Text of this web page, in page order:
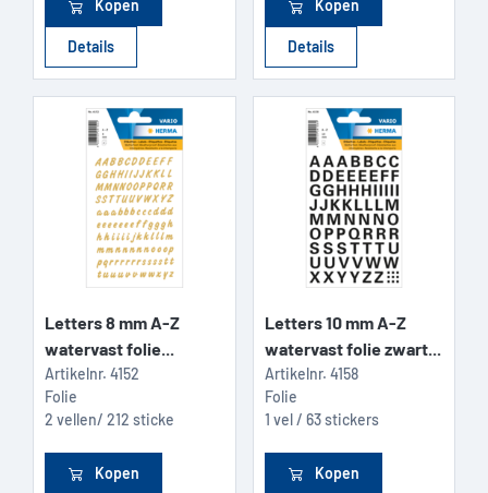
Kopen
Details
Kopen
Details
Letters 8 mm A-Z
watervast folie...
Artikelnr. 4152
Folie
2 vellen/ 212 sticke
Kopen
Letters 10 mm A-Z
watervast folie zwart...
Artikelnr. 4158
Folie
1 vel / 63 stickers
Kopen